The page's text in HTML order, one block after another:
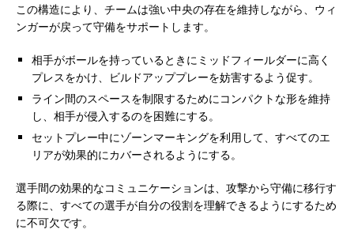
この構造により、チームは強い中央の存在を維持しながら、ウィ
ンガーが戻って守備をサポートします。
相手がボールを持っているときにミッドフィールダーに高く
プレスをかけ、ビルドアッププレーを妨害するよう促す。
ライン間のスペースを制限するためにコンパクトな形を維持
し、相手が侵入するのを困難にする。
セットプレー中にゾーンマーキングを利用して、すべてのエ
リアが効果的にカバーされるようにする。
選手間の効果的なコミュニケーションは、攻撃から守備に移行す
る際に、すべての選手が自分の役割を理解できるようにするため
に不可欠です。